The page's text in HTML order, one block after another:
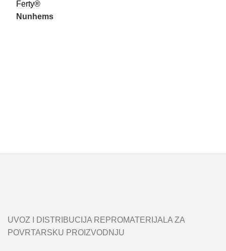
Ferty®
Nunhems
UVOZ I DISTRIBUCIJA REPROMATERIJALA ZA
POVRTARSKU PROIZVODNJU